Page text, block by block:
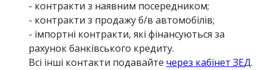
- контракти з наявним посередником;
- контракти з продажуб/в автомобілів;
- імпортні контракти, які фінансуються за
рахунокбанківського кредиту.
Всі інші контакти подавайте через кабінет ЗЕД.